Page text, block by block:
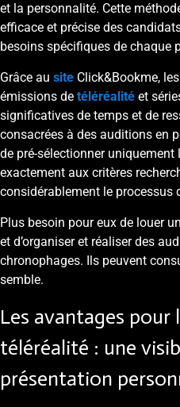
et la personnalité. Cette
efficace et précise des
besoins spécifiques de chaque
Grâce au site Click&Bookme, les
émissions de téléréalité et
significatives de temps et de
consacrées à des auditions en
de pré-sélectionner
exactement aux critères
considérablement le processus
Plus besoin pour eux de louer
et d’organiser et réaliser des
chronophages. Ils peuvent
semble.
Les avantages pour
téléréalité : une
présentation